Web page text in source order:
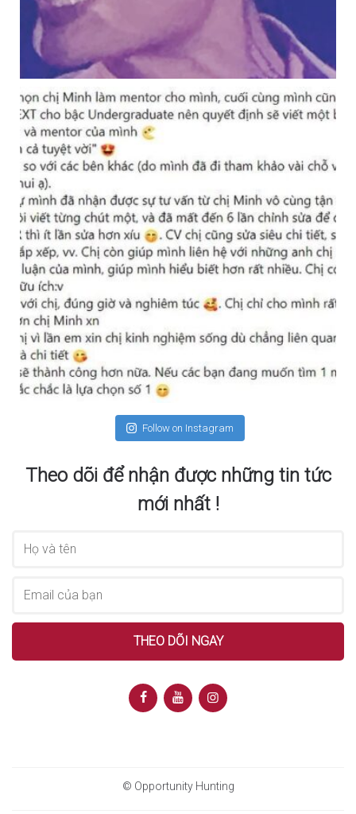
Follow on Instagram
Theo dõi để nhận được những tin tức
mới nhất !
© Opportunity Hunting